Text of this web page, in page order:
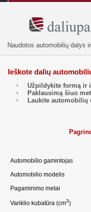
Naudotos automobilių dalys
Ieškote dalių
Užpildykite formą ir
Paklausimą šiuo
Laukite automobilių
Automobilio gamintojas
Automobilio modelis
Pagaminimo metai
Variklio kubatūra (cm3)